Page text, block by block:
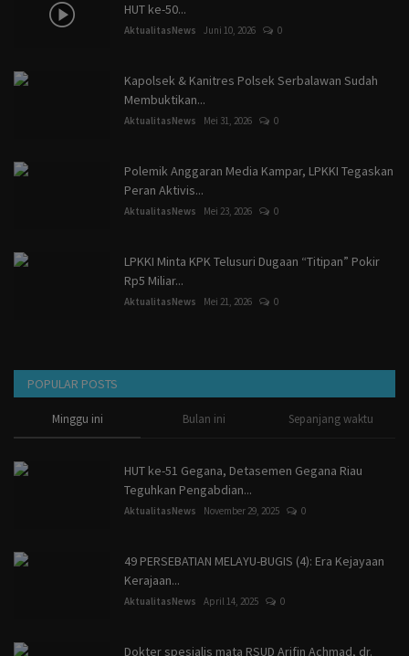
HUT ke-50...
AktualitasNews Juni 10, 2026 0
Kapolsek & Kanitres Polsek Serbalawan Sudah
Membuktikan...
AktualitasNews Mei 31, 2026 0
Polemik Anggaran Media Kampar, LPKKI Tegaskan
Peran Aktivis...
AktualitasNews Mei 23, 2026 0
LPKKI Minta KPK Telusuri Dugaan “Titipan” Pokir
Rp5 Miliar...
AktualitasNews Mei 21, 2026 0
POPULAR POSTS
Minggu ini Bulan ini Sepanjang waktu
HUT ke-51 Gegana, Detasemen Gegana Riau
Teguhkan Pengabdian...
AktualitasNews November 29, 2025 0
49 PERSEBATIAN MELAYU-BUGIS (4): Era Kejayaan
Kerajaan...
AktualitasNews April 14, 2025 0
Dokter spesialis mata RSUD Arifin Achmad, dr.